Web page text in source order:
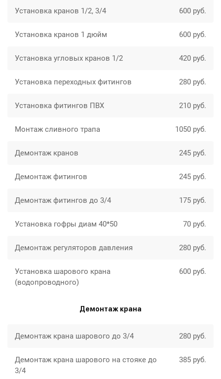
Установка кранов 1/2, 3/4 600 руб.
Установка кранов 1 дюйм 600 руб.
Установка угловых кранов 1/2 420 руб.
Установка переходных фитингов 280 руб.
Установка фитингов ПВХ 210 руб.
Монтаж сливного трапа 1050 руб.
Демонтаж кранов 245 руб.
Демонтаж фитингов 245 руб.
Демонтаж фитингов до 3/4 175 руб.
Установка гофры диам 40*50 70 руб.
Демонтаж регуляторов давления 280 руб.
Установка шарового крана
(водопроводного)
600 руб.
Демонтаж крана
Демонтаж крана шарового до 3/4 280 руб.
Демонтаж крана шарового на стояке до
3/4
385 руб.